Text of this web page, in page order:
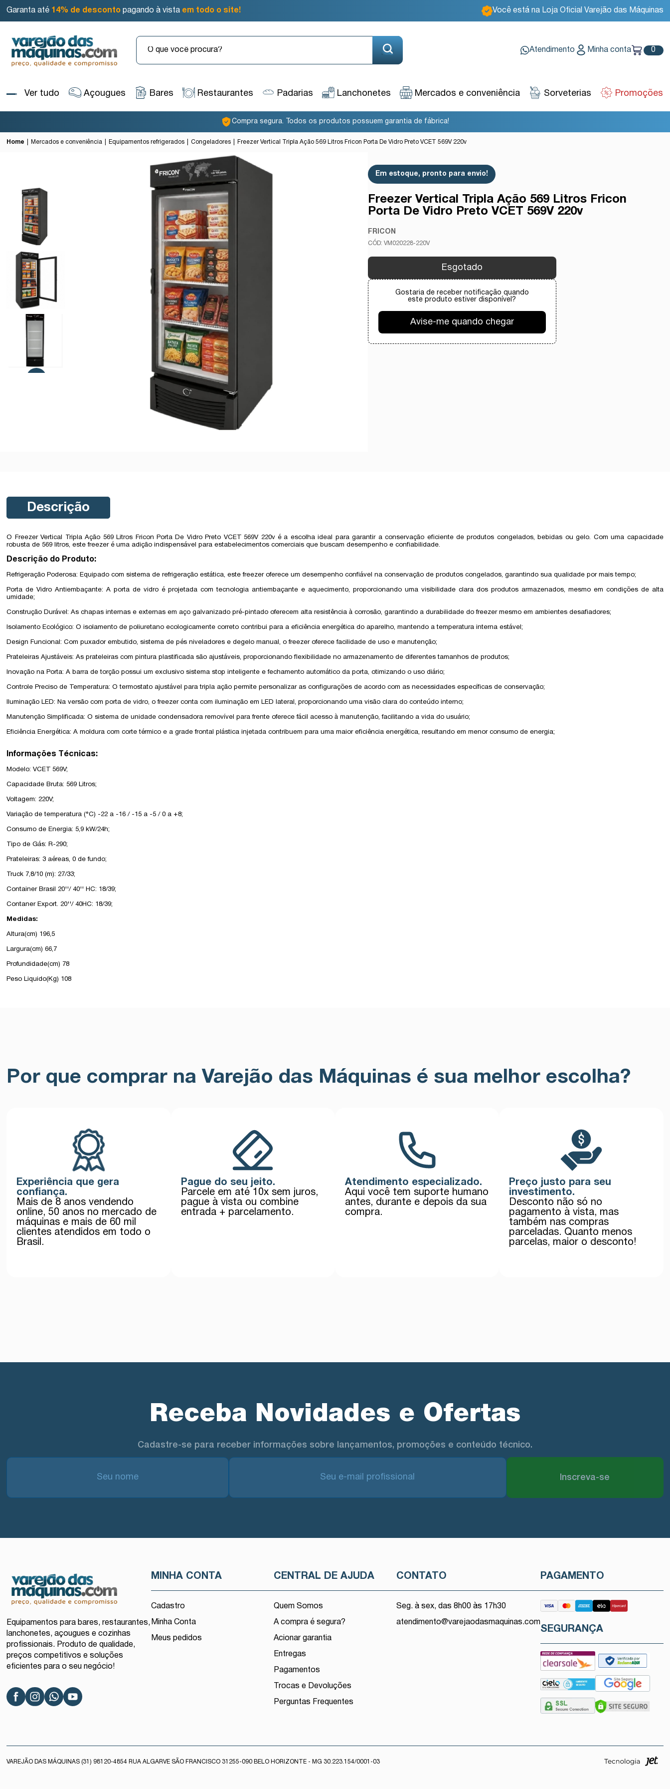
Garanta até 14% de desconto pagando à vista em todo o site! Você está na Loja Oficial Varejão das Máquinas
Atendimento Minha conta 0
Ver tudo Açougues Bares Restaurantes Padarias Lanchonetes Mercados e conveniência Sorveterias Promoções
Compra segura. Todos os produtos possuem garantia de fábrica!
Home Mercados e conveniência Equipamentos refrigerados Congeladores Freezer Vertical Tripla Ação 569 Litros Fricon Porta De Vidro Preto VCET 569V 220v
Em estoque, pronto para envio!
Freezer Vertical Tripla Ação 569 Litros Fricon
Porta De Vidro Preto VCET 569V 220v
FRICON
VM020228-220V
Esgotado
Gostaria de receber notificação quando
este produto estiver disponível?
Avise-me quando chegar
Descrição
O Freezer Vertical Tripla Ação 569 Litros Fricon Porta De Vidro Preto VCET 569V 220v é a escolha ideal para garantir a conservação eficiente de produtos congelados, bebidas ou gelo. Com uma capacidade
robusta de 569 litros, este freezer é uma adição indispensável para estabelecimentos comerciais que buscam desempenho e confiabilidade.
Descrição do Produto:
Refrigeração Poderosa: Equipado com sistema de refrigeração estática, este freezer oferece um desempenho confiável na conservação de produtos congelados, garantindo sua qualidade por mais tempo;
Porta de Vidro Antiembaçante: A porta de vidro é projetada com tecnologia antiembaçante e aquecimento, proporcionando uma visibilidade clara dos produtos armazenados, mesmo em condições de alta
umidade;
Construção Durável: As chapas internas e externas em aço galvanizado pré-pintado oferecem alta resistência à corrosão, garantindo a durabilidade do freezer mesmo em ambientes desafiadores;
Isolamento Ecológico: O isolamento de poliuretano ecologicamente correto contribui para a eficiência energética do aparelho, mantendo a temperatura interna estável;
Design Funcional: Com puxador embutido, sistema de pés niveladores e degelo manual, o freezer oferece facilidade de uso e manutenção;
Prateleiras Ajustáveis: As prateleiras com pintura plastificada são ajustáveis, proporcionando flexibilidade no armazenamento de diferentes tamanhos de produtos;
Inovação na Porta: A barra de torção possui um exclusivo sistema stop inteligente e fechamento automático da porta, otimizando o uso diário;
Controle Preciso de Temperatura: O termostato ajustável para tripla ação permite personalizar as configurações de acordo com as necessidades específicas de conservação;
Iluminação LED: Na versão com porta de vidro, o freezer conta com iluminação em LED lateral, proporcionando uma visão clara do conteúdo interno;
Manutenção Simplificada: O sistema de unidade condensadora removível para frente oferece fácil acesso à manutenção, facilitando a vida do usuário;
Eficiência Energética: A moldura com corte térmico e a grade frontal plástica injetada contribuem para uma maior eficiência energética, resultando em menor consumo de energia;
Informações Técnicas:
Modelo: VCET 569V;
Capacidade Bruta: 569 Litros;
Voltagem: 220V;
Variação de temperatura (°C) -22 a -16 / -15 a -5 / 0 a +8;
Consumo de Energia: 5,9 kW/24h;
Tipo de Gás: R-290;
Prateleiras: 3 aéreas, 0 de fundo;
Truck 7,8/10 (m): 27/33;
Container Brasil 20''/ 40'' HC: 18/39;
Contaner Export. 20''/ 40HC: 18/39;
Medidas:
Altura(cm) 196,5
Largura(cm) 66,7
Profundidade(cm) 78
Peso Liquido(Kg) 108
Por que comprar na Varejão das Máquinas é sua melhor escolha?
Experiência que gera
confiança.
Mais de 8 anos vendendo
online, 50 anos no mercado de
máquinas e mais de 60 mil
clientes atendidos em todo o
Brasil.
Pague do seu jeito.
Parcele em até 10x sem juros,
pague à vista ou combine
entrada + parcelamento.
Atendimento especializado.
Aqui você tem suporte humano
antes, durante e depois da sua
compra.
Preço justo para seu
investimento.
Desconto não só no
pagamento à vista, mas
também nas compras
parceladas. Quanto menos
parcelas, maior o desconto!
Receba Novidades e Ofertas
Cadastre-se para receber informações sobre lançamentos, promoções e conteúdo técnico.
Inscreva-se
Equipamentos para bares, restaurantes,
lanchonetes, açougues e cozinhas
profissionais. Produto de qualidade,
preços competitivos e soluções
eficientes para o seu negócio!
MINHA CONTA
Cadastro
Minha Conta
Meus pedidos
CENTRAL DE AJUDA
Quem Somos
A compra é segura?
Acionar garantia
Entregas
Pagamentos
Trocas e Devoluções
Perguntas Frequentes
CONTATO
Seg. à sex, das 8h00 às 17h30
atendimento@varejaodasmaquinas.com
PAGAMENTO
SEGURANÇA
VAREJÃO DAS MÁQUINAS (31) 98120-4854 RUA ALGARVE SÃO FRANCISCO 31255-090 BELO HORIZONTE - MG 30.223.154/0001-03